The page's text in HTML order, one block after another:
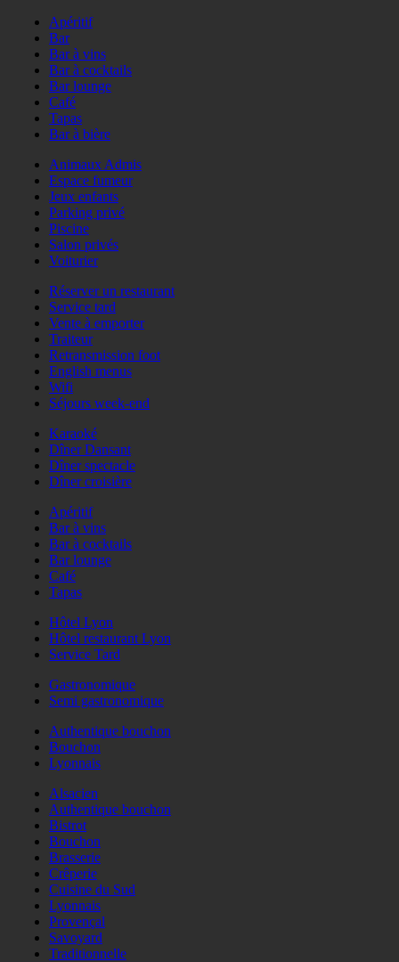
Apéritif
Bar
Bar à vins
Bar à cocktails
Bar lounge
Café
Tapas
Bar à bière
Animaux Admis
Espace fumeur
Jeux enfants
Parking privé
Piscine
Salon privés
Voiturier
Réserver un restaurant
Service tard
Vente à emporter
Traiteur
Retransmission foot
English menus
Wifi
Séjours week-end
Karaoké
Dîner Dansant
Dîner spectacle
Dîner croisière
Apéritif
Bar à vins
Bar à cocktails
Bar lounge
Café
Tapas
Hôtel Lyon
Hôtel restaurant Lyon
Service Tard
Gastronomique
Semi gastronomique
Authentique bouchon
Bouchon
Lyonnais
Alsacien
Authentique bouchon
Bistrot
Bouchon
Brasserie
Crêperie
Cuisine du Sud
Lyonnais
Provençal
Savoyard
Traditionnelle